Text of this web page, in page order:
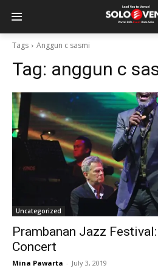
Tags Anggun c sasmi
Tag: anggun c
Uncategorized
Prambanan Jazz
Concert
Mina Pawarta - July 3, 2019